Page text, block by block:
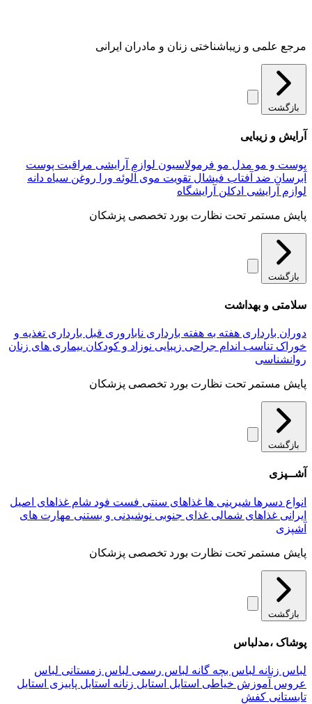
مرجع علمی و زیباشناختی زنان و مادران ایرانی
بازگشت
آرایش و زیبایی
پوست و مو مدل مو فرمولاسیون لوازم آرایشی مراقبت پوست
آبرسان ضد آفتاب فیشال تقویت موی آلوئه‌ ورا روغن سیاه دانه
لوازم آرایشی ادکلن آرایشگاه
پایش مستمر تحت نظارت بورد تخصصی پزشکان
بازگشت
سلامتی و بهداشت
دوران بارداری هفته به هفته بارداری ناباروری قبل بارداری تغذیه و
خوراک تناسب اندام جراحی زیبایی نوزاد و کودکان بیماری های زنان
روانشناسی
پایش مستمر تحت نظارت بورد تخصصی پزشکان
بازگشت
آشــپزی
انواع دسرها شیرینی ها غذاهای سنتی فست فود شام غذاهای اصیل
ایرانی غذاهای شمالی غذای جنوبی نوشیدنی و بستنی مهارت های
آشپزی
پایش مستمر تحت نظارت بورد تخصصی پزشکان
بازگشت
پوشاک ،مدلباس
لباس زنانه لباس بچه گانه لباس رسمی لباس زمستانی لباس
عروس آموزش خیاطی استایل استایل زنانه استایل پاییزی استایل
تابستانی کفش